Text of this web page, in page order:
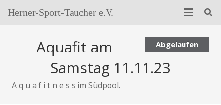
Herner-Sport-Taucher e.V.
Abgelaufen
Aquafit am
Samstag 11.11.23
A q u a f i t n e s s im Südpool.